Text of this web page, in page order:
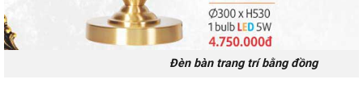
Đèn bàn trang trí bằng đồng